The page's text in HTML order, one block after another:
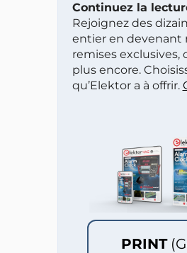
Continuez la
Rejoignez des
entier en devenant
remises exclusives,
plus encore.
qu’Elektor a à offrir.
PRINT